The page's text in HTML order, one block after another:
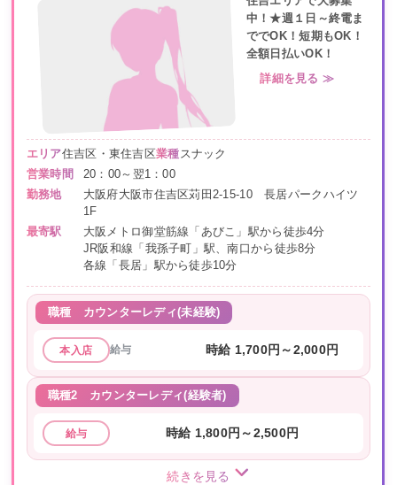
中！★週１日～終電ま
ででOK！短期もOK！
全額日払いOK！
詳細を見る ≫
エリア住吉区・東住吉区業種スナック
営業時間
20：00～翌1：00
勤務地
大阪府大阪市住吉区苅田2-15-10 長居パークハイツ
1F
最寄駅
大阪メトロ御堂筋線「あびこ」駅から徒歩4分
JR阪和線「我孫子町」駅、南口から徒歩8分
各線「長居」駅から徒歩10分
職種 カウンターレディ(未経験)
本入店 給与 時給 1,700円～2,000円
職種2 カウンターレディ(経験者)
給与 時給 1,800円～2,500円
続きを見る